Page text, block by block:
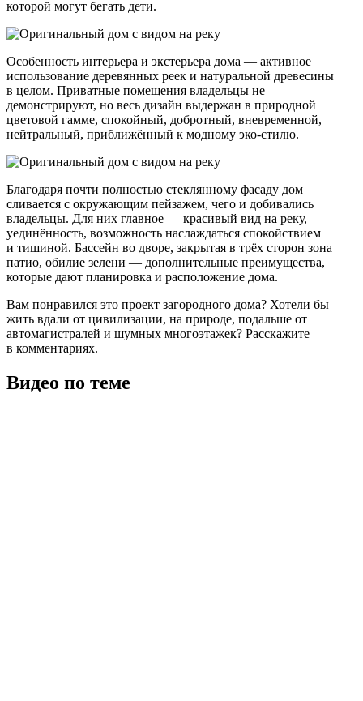
которой могут бегать дети.
Особенность интерьера и экстерьера дома — активное
использование деревянных реек и натуральной древесины
в целом. Приватные помещения владельцы не
демонстрируют, но весь дизайн выдержан в природной
цветовой гамме, спокойный, добротный, вневременной,
нейтральный, приближённый к модному эко-стилю.
Благодаря почти полностью стеклянному фасаду дом
сливается с окружающим пейзажем, чего и добивались
владельцы. Для них главное — красивый вид на реку,
уединённость, возможность наслаждаться спокойствием
и тишиной. Бассейн во дворе, закрытая в трёх сторон зона
патио, обилие зелени — дополнительные преимущества,
которые дают планировка и расположение дома.
Вам понравился это проект загородного дома? Хотели бы
жить вдали от цивилизации, на природе, подальше от
автомагистралей и шумных многоэтажек? Расскажите
в комментариях.
Видео по теме